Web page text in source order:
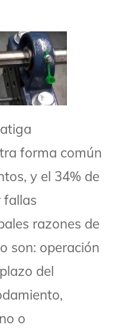
forma común
y el 34% de
fallas
razones de
son: operación
del
o